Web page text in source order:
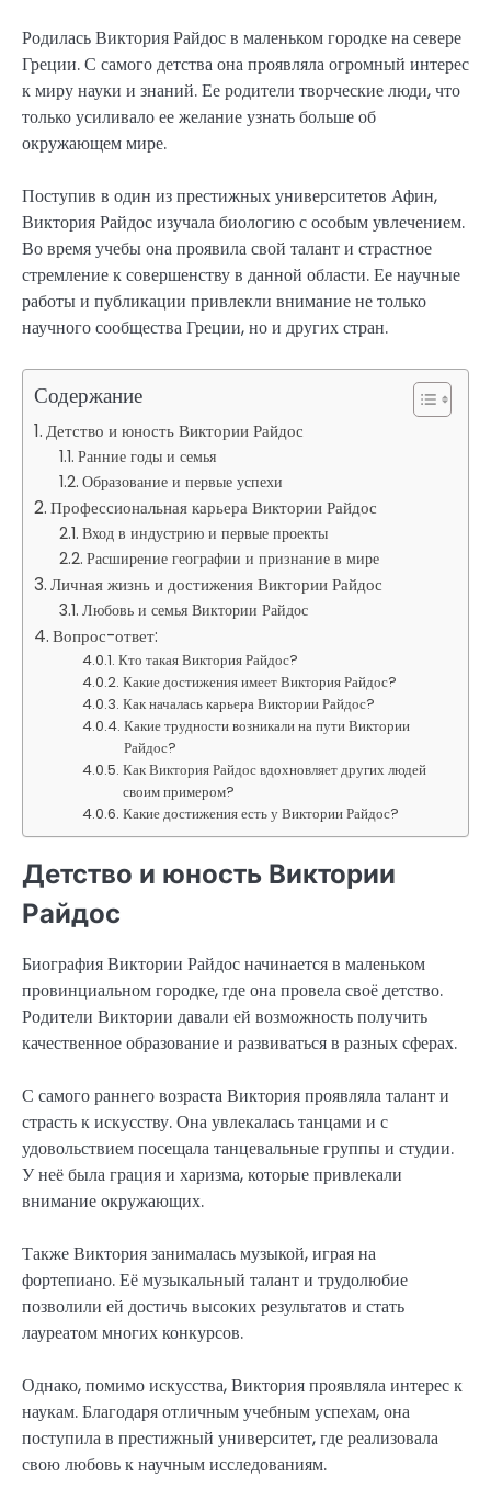
Родилась Виктория Райдос в маленьком городке на севере
Греции. С самого детства она проявляла огромный интерес
к миру науки и знаний. Ее родители творческие люди, что
только усиливало ее желание узнать больше об
окружающем мире.
Поступив в один из престижных университетов Афин,
Виктория Райдос изучала биологию с особым увлечением.
Во время учебы она проявила свой талант и страстное
стремление к совершенству в данной области. Ее научные
работы и публикации привлекли внимание не только
научного сообщества Греции, но и других стран.
Содержание
Детство и юность Виктории Райдос
Ранние годы и семья
Образование и первые успехи
Профессиональная карьера Виктории Райдос
Вход в индустрию и первые проекты
Расширение географии и признание в мире
Личная жизнь и достижения Виктории Райдос
Любовь и семья Виктории Райдос
Вопрос-ответ:
Кто такая Виктория Райдос?
Какие достижения имеет Виктория Райдос?
Как началась карьера Виктории Райдос?
Какие трудности возникали на пути Виктории
Райдос?
Как Виктория Райдос вдохновляет других людей
своим примером?
Какие достижения есть у Виктории Райдос?
Детство и юность Виктории
Райдос
Биография Виктории Райдос начинается в маленьком
провинциальном городке, где она провела своё детство.
Родители Виктории давали ей возможность получить
качественное образование и развиваться в разных сферах.
С самого раннего возраста Виктория проявляла талант и
страсть к искусству. Она увлекалась танцами и с
удовольствием посещала танцевальные группы и студии.
У неё была грация и харизма, которые привлекали
внимание окружающих.
Также Виктория занималась музыкой, играя на
фортепиано. Её музыкальный талант и трудолюбие
позволили ей достичь высоких результатов и стать
лауреатом многих конкурсов.
Однако, помимо искусства, Виктория проявляла интерес к
наукам. Благодаря отличным учебным успехам, она
поступила в престижный университет, где реализовала
свою любовь к научным исследованиям.